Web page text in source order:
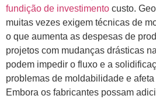
fundição de investimento custo.
muitas vezes exigem técnicas de
o que aumenta as despesas de
projetos com mudanças drásticas
podem impedir o fluxo e a
problemas de moldabilidade e
Embora os fabricantes possam